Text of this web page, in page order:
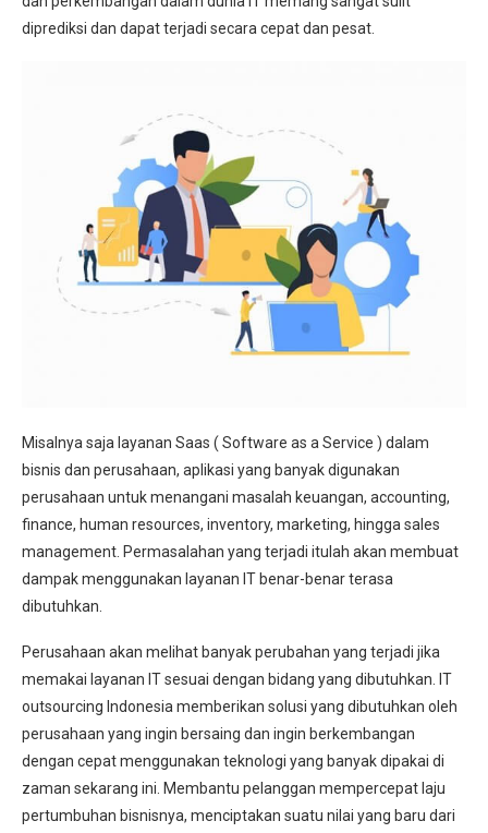
diprediksi dan dapat terjadi secara cepat dan pesat.
Misalnya saja layanan Saas ( Software as a Service ) dalam
bisnis dan perusahaan, aplikasi yang banyak digunakan
perusahaan untuk menangani masalah keuangan, accounting,
finance, human resources, inventory, marketing, hingga sales
management. Permasalahan yang terjadi itulah akan membuat
dampak menggunakan layanan IT benar-benar terasa
dibutuhkan.
Perusahaan akan melihat banyak perubahan yang terjadi jika
memakai layanan IT sesuai dengan bidang yang dibutuhkan. IT
outsourcing Indonesia memberikan solusi yang dibutuhkan oleh
perusahaan yang ingin bersaing dan ingin berkembangan
dengan cepat menggunakan teknologi yang banyak dipakai di
zaman sekarang ini. Membantu pelanggan mempercepat laju
pertumbuhan bisnisnya, menciptakan suatu nilai yang baru dari